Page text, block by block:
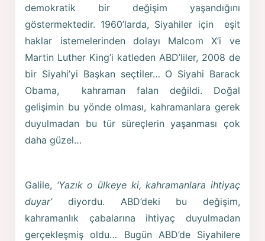
demokratik bir değişim yaşandığını
göstermektedir. 1960’larda, Siyahiler için eşit
haklar istemelerinden dolayı Malcom X’i ve
Martin Luther King’i katleden ABD’liler, 2008 de
bir Siyahi’yi Başkan seçtiler… O Siyahi Barack
Obama, kahraman falan değildi. Doğal
gelişimin bu yönde olması, kahramanlara gerek
duyulmadan bu tür süreçlerin yaşanması çok
daha güzel…
Galile, ‘Yazık o ülkeye ki, kahramanlara ihtiyaç
duyar’diyordu. ABD’deki bu değişim,
kahramanlık çabalarına ihtiyaç duyulmadan
gerçekleşmiş oldu… Bugün ABD’de Siyahilere